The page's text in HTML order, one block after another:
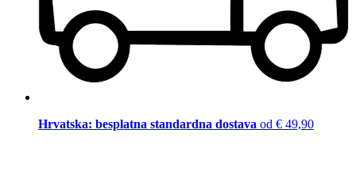
Hrvatska: besplatna standardna dostava od € 49,90